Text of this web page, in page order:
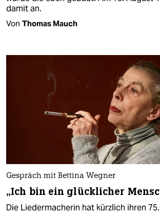
damit an.
Von Thomas Mauch
Gespräch mit Bettina Wegner
„Ich bin ein glücklicher
Die Liedermacherin hat kürzlich ihren